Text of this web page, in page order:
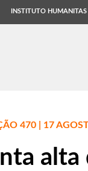
INSTITUTO
470 | 17
alta